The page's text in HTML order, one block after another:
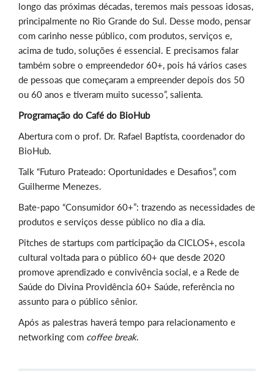
longo das próximas décadas, teremos mais pessoas idosas,
principalmente no Rio Grande do Sul. Desse modo, pensar
com carinho nesse público, com produtos, serviços e,
acima de tudo, soluções é essencial. E precisamos falar
também sobre o empreendedor 60+, pois há vários cases
de pessoas que começaram a empreender depois dos 50
ou 60 anos e tiveram muito sucesso”, salienta.
Programação do Café do BioHub
Abertura com o prof. Dr. Rafael Baptista, coordenador do
BioHub.
Talk “Futuro Prateado: Oportunidades e Desafios”, com
Guilherme Menezes.
Bate-papo “Consumidor 60+”: trazendo as necessidades de
produtos e serviços desse público no dia a dia.
Pitches de startups com participação da CICLOS+, escola
cultural voltada para o público 60+ que desde 2020
promove aprendizado e convivência social, e a Rede de
Saúde do Divina Providência 60+ Saúde, referência no
assunto para o público sênior.
Após as palestras haverá tempo para relacionamento e
networking com coffee break.